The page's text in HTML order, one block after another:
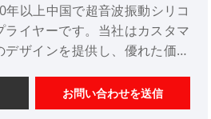
年以上中国で超音波振動シリコ
イヤーです。当社はカスタマ
ザインを提供し、優れた価格
お願いいたします。
お問い合わせを送信